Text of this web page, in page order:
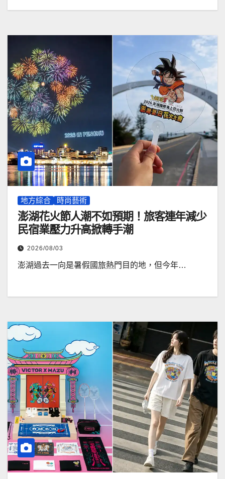
地方綜合 時尚藝術
澎湖花火節人潮不如預期！旅客連年減少
民宿業壓力升高掀轉手潮
2026/08/03
澎湖過去一向是暑假國旅熱門目的地，但今年…